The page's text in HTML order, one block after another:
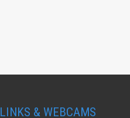
LINKS & WEBCAMS